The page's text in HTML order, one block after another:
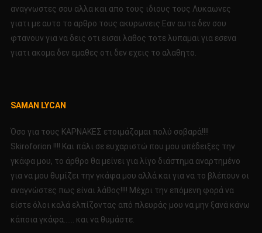
αναγνωστες σου αλλα και απο τους ιδιους τους Λυκαωνες
γιατι με αυτο το αρθρο τους ακυρωνεις.Εαν αυτα δεν σου
φτανουν για να δεις οτι εισαι λαθος τοτε λυπαμαι για εσενα
γιατι ακομα δεν εμαθες οτι δεν εχεις το αλαθητο.
SAMAN LYCAN
Όσο για τους ΚΑΡΝΑΚΕΣ ετοιμάζομαι πολύ σοβαρά!!!!
Skiroforion !!!! Kαι πάλι σε ευχαριστώ που μου υπέδειξες την
γκάφα μου, το άρθρο θα μείνει για λίγο διάστημα αναρτημένο
για να μου θυμίζει την γκάφα μου αλλά και για να το βλέπουν οι
αναγνώστες πως είναι λάθος!!!! Μέχρι την επόμενη φορά να
είστε όλοι καλά ελπίζοντας από πλευράς μου να μην ξανά κάνω
κάποια γκάφα…… και να θυμάστε.